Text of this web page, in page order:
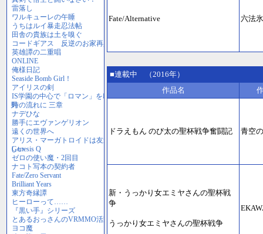
Fate/Alternative 六法
■連載中 （2016年）
作品名
ドラえもん のび太の聖杯戦争奮闘記 青空
新・うっかり女エミヤさんの聖杯戦
争
うっかり女エミヤさんの聖杯戦争